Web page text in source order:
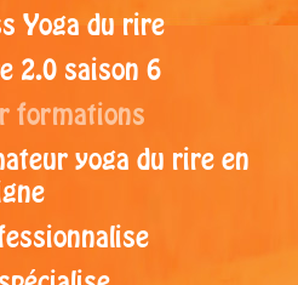
Yoga du rire
2.0 saison 6
formations
yoga du rire en